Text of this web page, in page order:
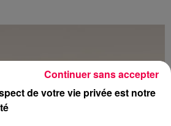
de votre vie privée est notre
Continuer sans accepter